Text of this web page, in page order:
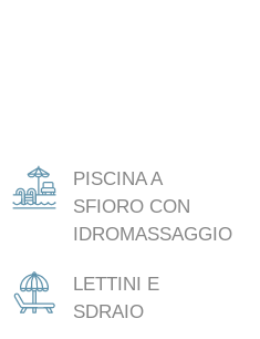
PISCINA A
SFIORO CON
IDROMASSAGGIO
LETTINI E
SDRAIO